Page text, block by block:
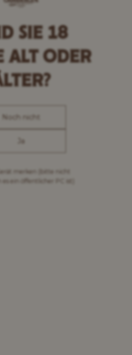
SIE 18
ALT ODER
Noch nicht
Ja
merken
(bitte nicht
ein öffentlicher PC ist)